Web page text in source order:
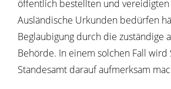
öffentlich bestellten und
Ausländische Urkunden bedürfen
Beglaubigung durch die zuständige
Behörde. In einem solchen Fall wird
Standesamt darauf aufmerksam